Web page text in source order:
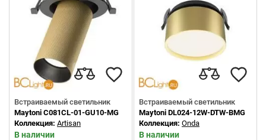
Встраиваемый светильник
Maytoni C081CL-01-GU10-MG
Коллекция: Artisan
В наличии
Встраиваемый светильник
Maytoni DL024-12W-DTW-BMG
Коллекция: Onda
В наличии